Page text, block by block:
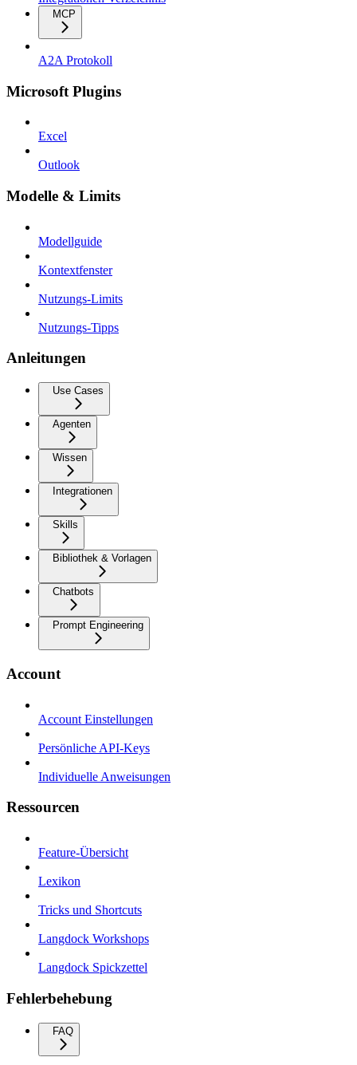
MCP
A2A Protokoll
Microsoft Plugins
Excel
Outlook
Modelle & Limits
Modellguide
Kontextfenster
Nutzungs-Limits
Nutzungs-Tipps
Anleitungen
Use Cases
Agenten
Wissen
Integrationen
Skills
Bibliothek & Vorlagen
Chatbots
Prompt Engineering
Account
Account Einstellungen
Persönliche API-Keys
Individuelle Anweisungen
Ressourcen
Feature-Übersicht
Lexikon
Tricks und Shortcuts
Langdock Workshops
Langdock Spickzettel
Fehlerbehebung
FAQ